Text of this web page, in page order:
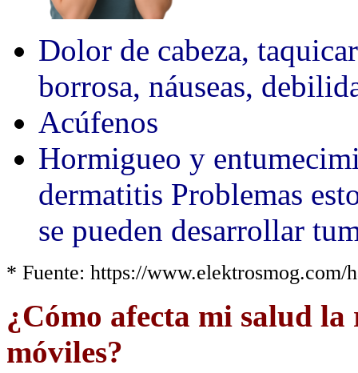
Dolor de cabeza,
borrosa, náuseas,
Acúfenos
Hormigueo y
dermatitis Problemas
se pueden desarrollar
* Fuente: https://www.elektrosmog.com/
¿Cómo afecta mi salud
móviles?